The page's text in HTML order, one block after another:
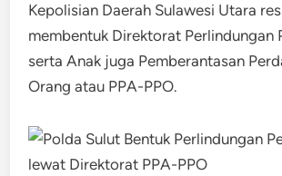
Kepolisian Daerah Sulawesi Utara
membentuk Direktorat Perlindungan
serta Anak juga Pemberantasan
Orang atau PPA-PPO.